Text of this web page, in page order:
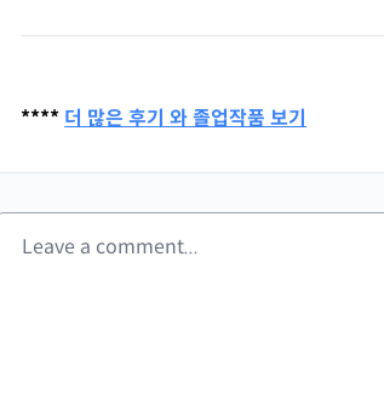
**** 더 많은 후기 와 졸업작품 보기